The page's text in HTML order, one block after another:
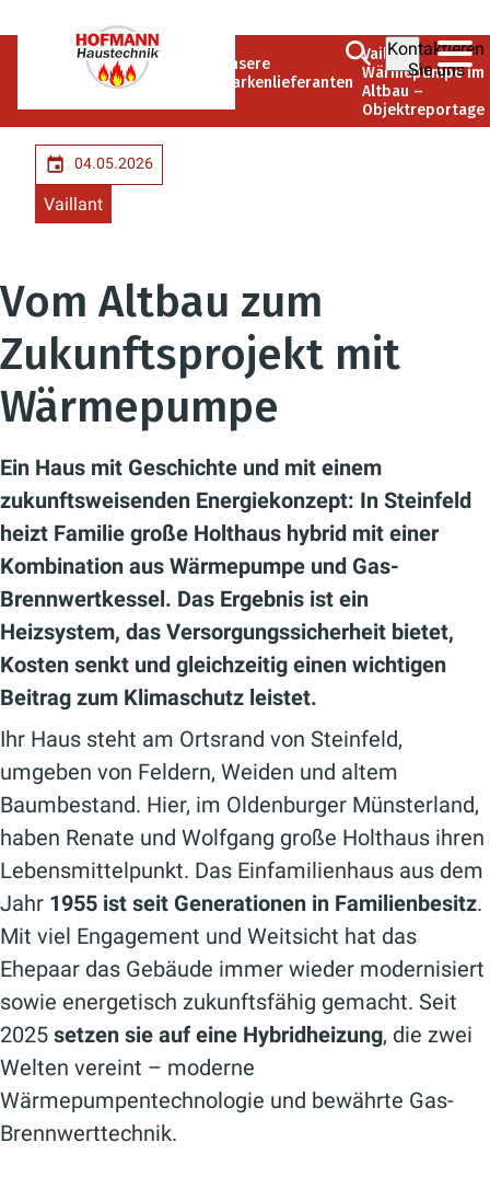
Kontaktieren
Sie uns
Hofmann
Haustechnik Unternehmen
Unsere
Markenlieferanten
Vaillant
Wärmepumpe im
Altbau –
Objektreportage
04.05.2026
Vaillant
Vom Altbau zum
Zukunftsprojekt mit
Wärmepumpe
Ein Haus mit Geschichte und mit einem
zukunftsweisenden Energiekonzept: In Steinfeld
heizt Familie große Holthaus hybrid mit einer
Kombination aus Wärmepumpe und Gas-
Brennwertkessel. Das Ergebnis ist ein
Heizsystem, das Versorgungssicherheit bietet,
Kosten senkt und gleichzeitig einen wichtigen
Beitrag zum Klimaschutz leistet.
Ihr Haus steht am Ortsrand von Steinfeld,
umgeben von Feldern, Weiden und altem
Baumbestand. Hier, im Oldenburger Münsterland,
haben Renate und Wolfgang große Holthaus ihren
Lebensmittelpunkt. Das Einfamilienhaus aus dem
Jahr 1955 ist seit Generationen in Familienbesitz.
Mit viel Engagement und Weitsicht hat das
Ehepaar das Gebäude immer wieder modernisiert
sowie energetisch zukunftsfähig gemacht. Seit
2025 setzen sie auf eine Hybridheizung, die zwei
Welten vereint – moderne
Wärmepumpentechnologie und bewährte Gas-
Brennwerttechnik.